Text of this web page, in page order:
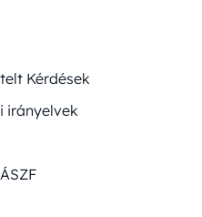
Kérdések
irányelvek